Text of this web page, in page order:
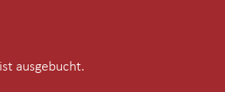
ausgebucht.